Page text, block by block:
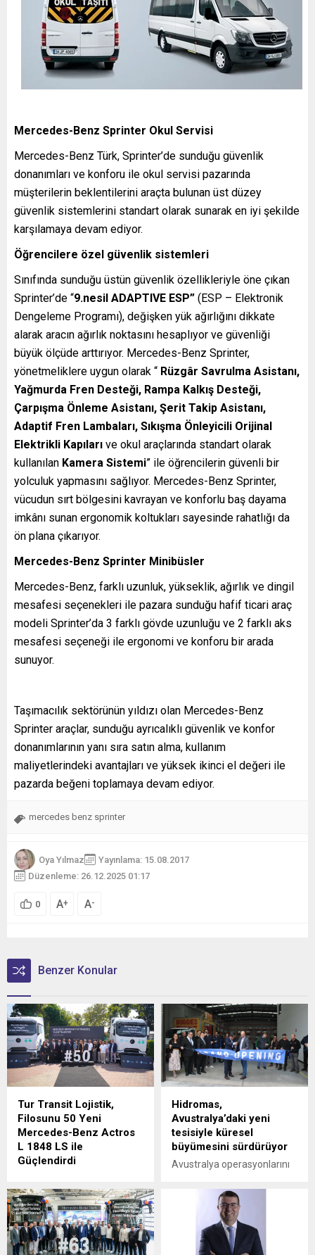
Mercedes-Benz Sprinter Okul Servisi
Mercedes-Benz Türk, Sprinter’de sunduğu güvenlik
donanımları ve konforu ile okul servisi pazarında
müşterilerin beklentilerini araçta bulunan üst düzey
güvenlik sistemlerini standart olarak sunarak en iyi şekilde
karşılamaya devam ediyor.
Öğrencilere özel güvenlik sistemleri
Sınıfında sunduğu üstün güvenlik özellikleriyle öne çıkan
Sprinter’de “9.nesil ADAPTIVE ESP” (ESP – Elektronik
Dengeleme Programı), değişken yük ağırlığını dikkate
alarak aracın ağırlık noktasını hesaplıyor ve güvenliği
büyük ölçüde arttırıyor. Mercedes-Benz Sprinter,
yönetmeliklere uygun olarak “ Rüzgâr Savrulma Asistanı,
Yağmurda Fren Desteği, Rampa Kalkış Desteği,
Çarpışma Önleme Asistanı, Şerit Takip Asistanı,
Adaptif Fren Lambaları, Sıkışma Önleyicili Orijinal
Elektrikli Kapıları ve okul araçlarında standart olarak
kullanılan Kamera Sistemi” ile öğrencilerin güvenli bir
yolculuk yapmasını sağlıyor. Mercedes-Benz Sprinter,
vücudun sırt bölgesini kavrayan ve konforlu baş dayama
imkânı sunan ergonomik koltukları sayesinde rahatlığı da
ön plana çıkarıyor.
Mercedes-Benz Sprinter Minibüsler
Mercedes-Benz, farklı uzunluk, yükseklik, ağırlık ve dingil
mesafesi seçenekleri ile pazara sunduğu hafif ticari araç
modeli Sprinter’da 3 farklı gövde uzunluğu ve 2 farklı aks
mesafesi seçeneği ile ergonomi ve konforu bir arada
sunuyor.
Taşımacılık sektörünün yıldızı olan Mercedes-Benz
Sprinter araçlar, sunduğu ayrıcalıklı güvenlik ve konfor
donanımlarının yanı sıra satın alma, kullanım
maliyetlerindeki avantajları ve yüksek ikinci el değeri ile
pazarda beğeni toplamaya devam ediyor.
mercedes benz sprinter
Oya Yılmaz
Yayınlama: 15.08.2017
Düzenleme: 26.12.2025 01:17
0 A+ A-
Benzer Konular
Tur Transit Lojistik,
Filosunu 50 Yeni
Mercedes-Benz Actros
L 1848 LS ile
Güçlendirdi
yılından bu yana uluslararası
lojistik alanında faaliyet
gösteren Tur Transit
Lojistik’e 50 adet Mercedes-
Benz Actros L 1848 LS
Hidromas,
Avustralya’daki yeni
tesisiyle küresel
büyümesini sürdürüyor
Avustralya operasyonlarını
Epping'deki yeni tesisinin
açılışıyla güçlendiren
Hidromas, küresel çapta
genişlemeye devam ediyor.